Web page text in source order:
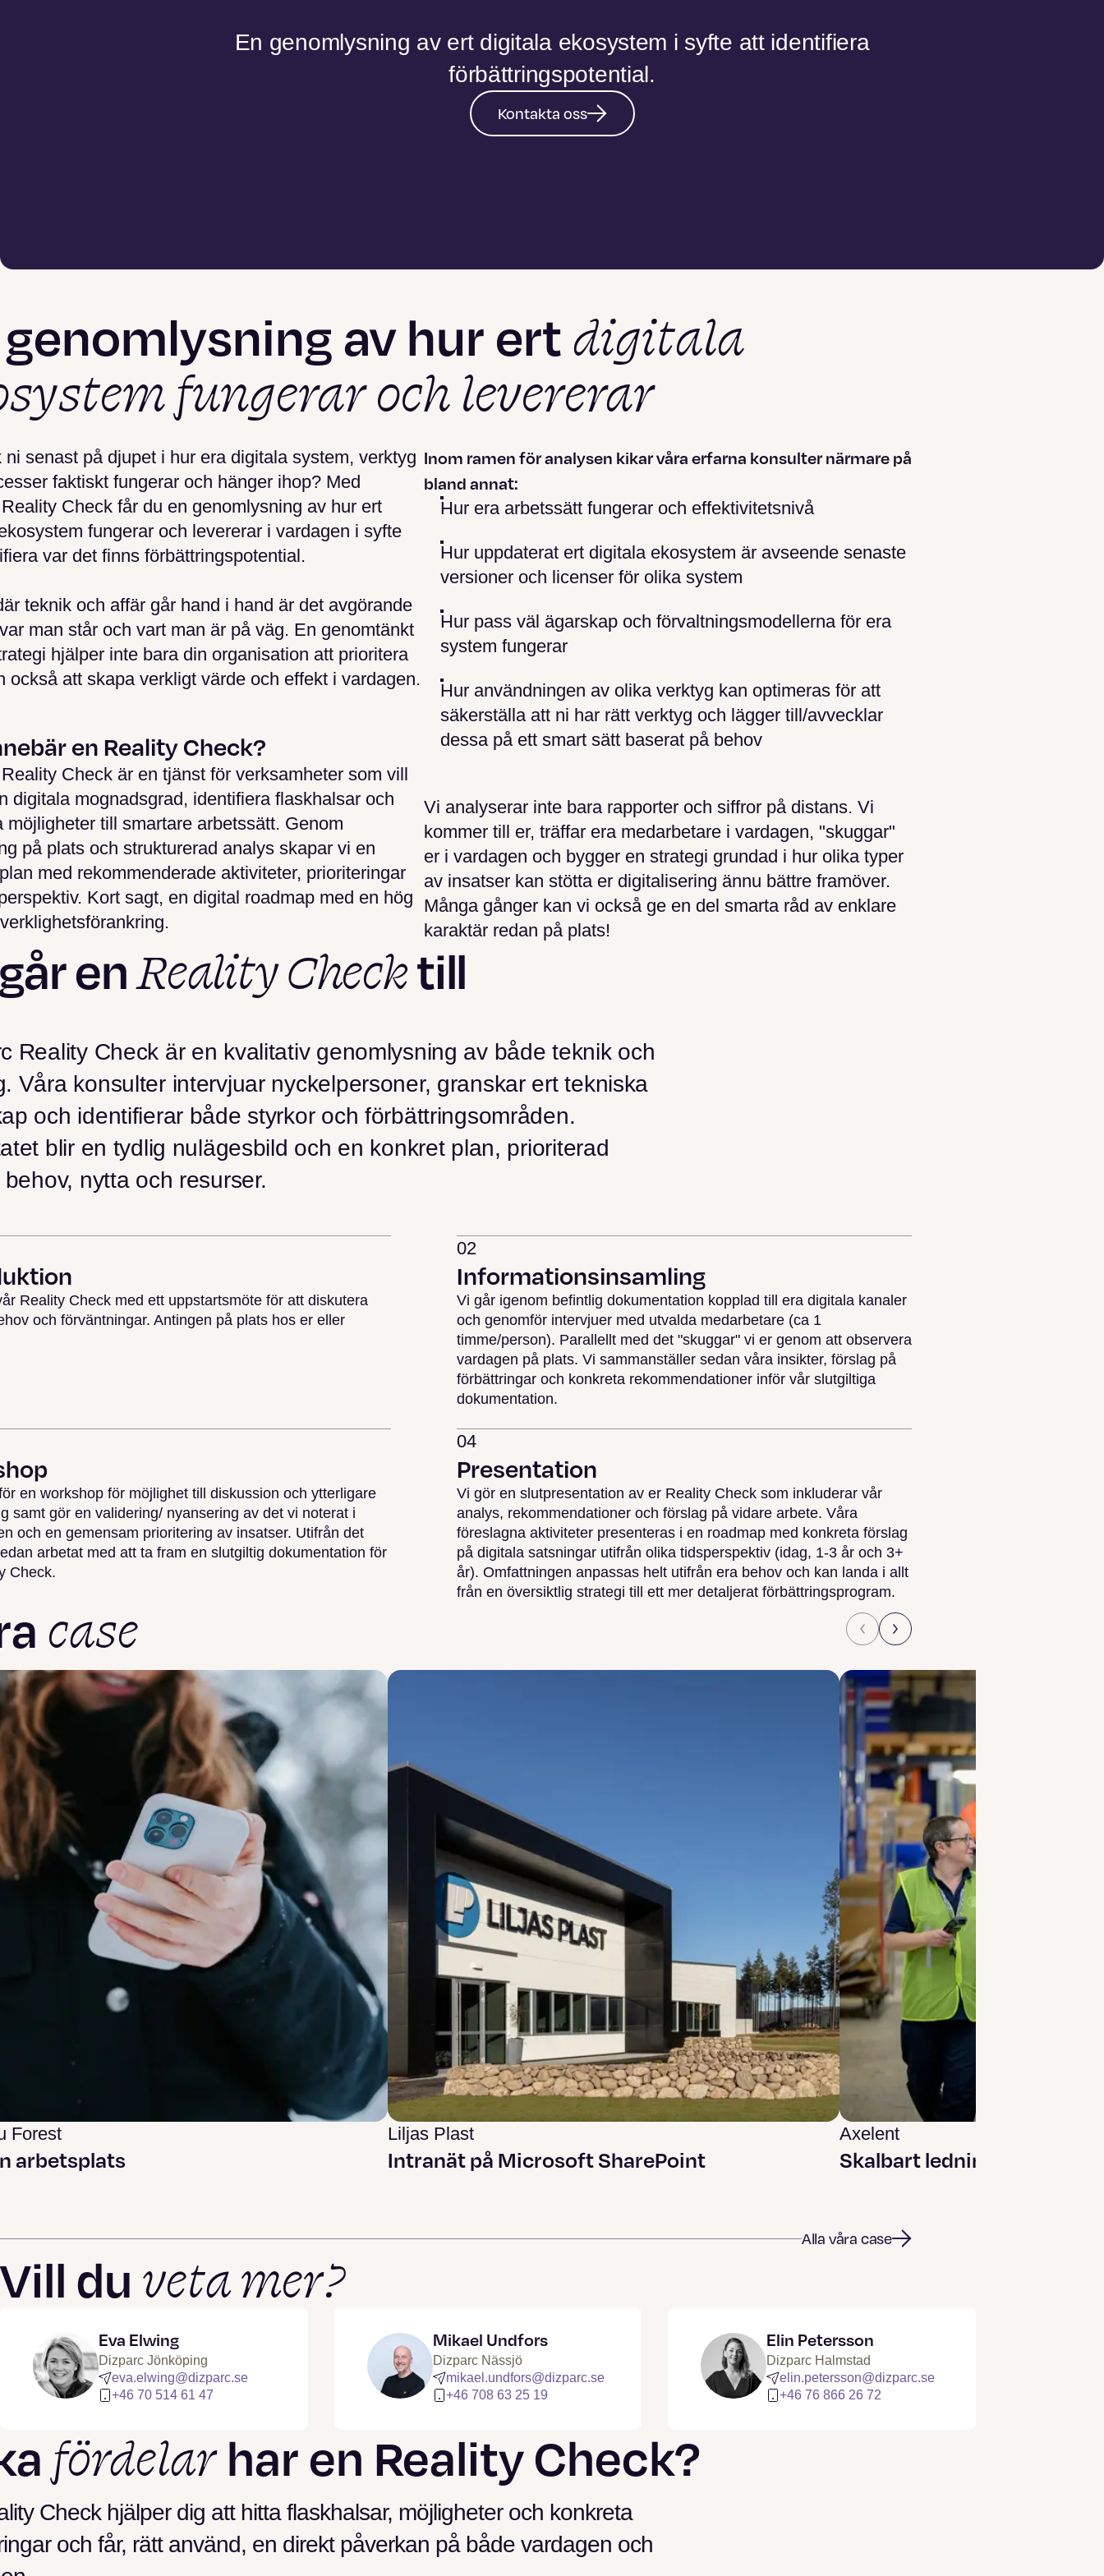
En genomlysning av ert digitala ekosystem i syfte att identifiera
förbättringspotential.
Kontakta oss
av hur ertdigitala
fungerar och levererar
ni senast på djupet i hur era digitala system, verktyg
faktiskt fungerar och hänger ihop? Med
Check får du en genomlysning av hur ert
fungerar och levererar i vardagen i syfte
var det finns förbättringspotential.
teknik och affär går hand i hand är det avgörande
man står och vart man är på väg. En genomtänkt
hjälper inte bara din organisation att prioritera
också att skapa verkligt värde och effekt i vardagen.
en Reality Check?
Check är en tjänst för verksamheter som vill
digitala mognadsgrad, identifiera flaskhalsar och
möjligheter till smartare arbetssätt. Genom
på plats och strukturerad analys skapar vi en
med rekommenderade aktiviteter, prioriteringar
Kort sagt, en digital roadmap med en hög
Inom ramen för analysen kikar våra erfarna konsulter närmare på
bland annat:
Hur era arbetssätt fungerar och effektivitetsnivå
Hur uppdaterat ert digitala ekosystem är avseende senaste
versioner och licenser för olika system
Hur pass väl ägarskap och förvaltningsmodellerna för era
system fungerar
Hur användningen av olika verktyg kan optimeras för att
säkerställa att ni har rätt verktyg och lägger till/avvecklar
dessa på ett smart sätt baserat på behov
Vi analyserar inte bara rapporter och siffror på distans. Vi
kommer till er, träffar era medarbetare i vardagen, "skuggar"
er i vardagen och bygger en strategi grundad i hur olika typer
av insatser kan stötta er digitalisering ännu bättre framöver.
Många gånger kan vi också ge en del smarta råd av enklare
karaktär redan på plats!
enReality Checktill
Reality Check är en kvalitativ genomlysning av både teknik och
Våra konsulter intervjuar nyckelpersoner, granskar ert tekniska
och identifierar både styrkor och förbättringsområden.
blir en tydlig nulägesbild och en konkret plan, prioriterad
nytta och resurser.
Reality Check med ett uppstartsmöte för att diskutera
och förväntningar. Antingen på plats hos er eller
02
Informationsinsamling
Vi går igenom befintlig dokumentation kopplad till era digitala kanaler
och genomför intervjuer med utvalda medarbetare (ca 1
timme/person). Parallellt med det "skuggar" vi er genom att observera
vardagen på plats. Vi sammanställer sedan våra insikter, förslag på
förbättringar och konkreta rekommendationer inför vår slutgiltiga
dokumentation.
en workshop för möjlighet till diskussion och ytterligare
samt gör en validering/ nyansering av det vi noterat i
och en gemensam prioritering av insatser. Utifrån det
arbetat med att ta fram en slutgiltig dokumentation för
Check.
04
Presentation
Vi gör en slutpresentation av er Reality Check som inkluderar vår
analys, rekommendationer och förslag på vidare arbete. Våra
föreslagna aktiviteter presenteras i en roadmap med konkreta förslag
på digitala satsningar utifrån olika tidsperspektiv (idag, 1-3 år och 3+
år). Omfattningen anpassas helt utifrån era behov och kan landa i allt
från en översiktlig strategi till ett mer detaljerat förbättringsprogram.
case
Forest
arbetsplats
Liljas Plast
Intranät på Microsoft SharePoint
Axelent
Skalbart ledningssystem i
Alla våra case
Vill du veta mer?
Eva Elwing
Dizparc Jönköping
eva.elwing@dizparc.se
+46 70 514 61 47
Mikael Undfors
Dizparc Nässjö
mikael.undfors@dizparc.se
+46 708 63 25 19
Elin Petersson
Dizparc Halmstad
elin.petersson@dizparc.se
+46 76 866 26 72
fördelarhar en Reality Check?
Check hjälper dig att hitta flaskhalsar, möjligheter och konkreta
och får, rätt använd, en direkt påverkan på både vardagen och